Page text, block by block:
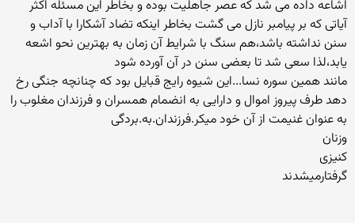
اشاعه داده می شد که عصر جاهلیت بوده و بخاطر این مسئله اکثر
آیاتی که بر پیامبر نازل می گشت بخاطر اینکه تضاد آشکارا با آداب و
سنن نداشته باشد،هم سنگ با شرایط آن زمان به بهترین نحو اشعه
یابد،لذا سعی شد تا بعضی سنن در آن آورده شود
مانند همین سوره نسا...این شیوه رایج قبایل بود که چنانچه جنگی رخ
دهد طرف پیروز اموال و دارایی به انضمام همسران و فرزندان مغلوب را
به عنوان غنیمت از آن خود میکر.فرزندان.به.بردگی
وزنان
کنیزی
گرفتارمیشدند